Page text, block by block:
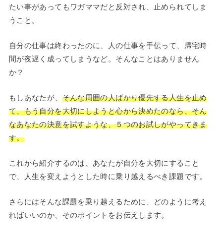
たい事があってもワガママだと反対され、止められてしま
うこと。
自分の仕事は終わったのに、人の仕事を手伝って、帰宅時
間が夜遅く成ってしまうなど。そんなことはありません
か？
もしあなたが、 そんな周囲の人ばかり優先する人生を止め
て、もう自分を大切にしようと心から決めたのなら、そん
なあなたの決意を試すような、５つのお試しがやってきま
す。
これから紹介するのは、あなたが自分を大切にすること
で、人生を変えようとした時に乗り越えるべき課題です。
さらにはそんな課題を乗り越えるために、どのように考え
ればいいのか、そのポイントをお伝えします。